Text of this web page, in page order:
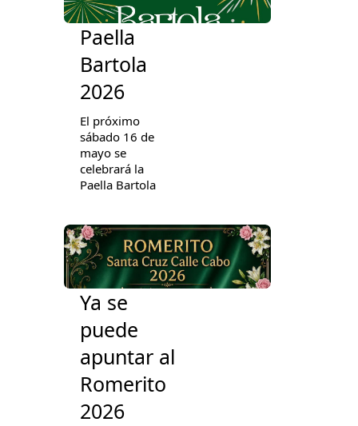
Paella
Bartola
2026
El próximo
sábado 16 de
mayo se
celebrará la
Paella Bartola
Ya se
puede
apuntar al
Romerito
2026